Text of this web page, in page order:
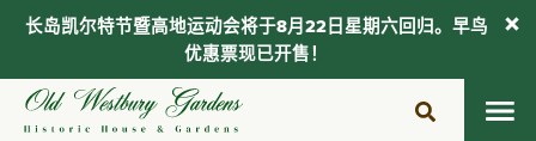
长岛凯尔特节暨高地运动会将于8月22日星期六回归。早鸟
优惠票现已开售！